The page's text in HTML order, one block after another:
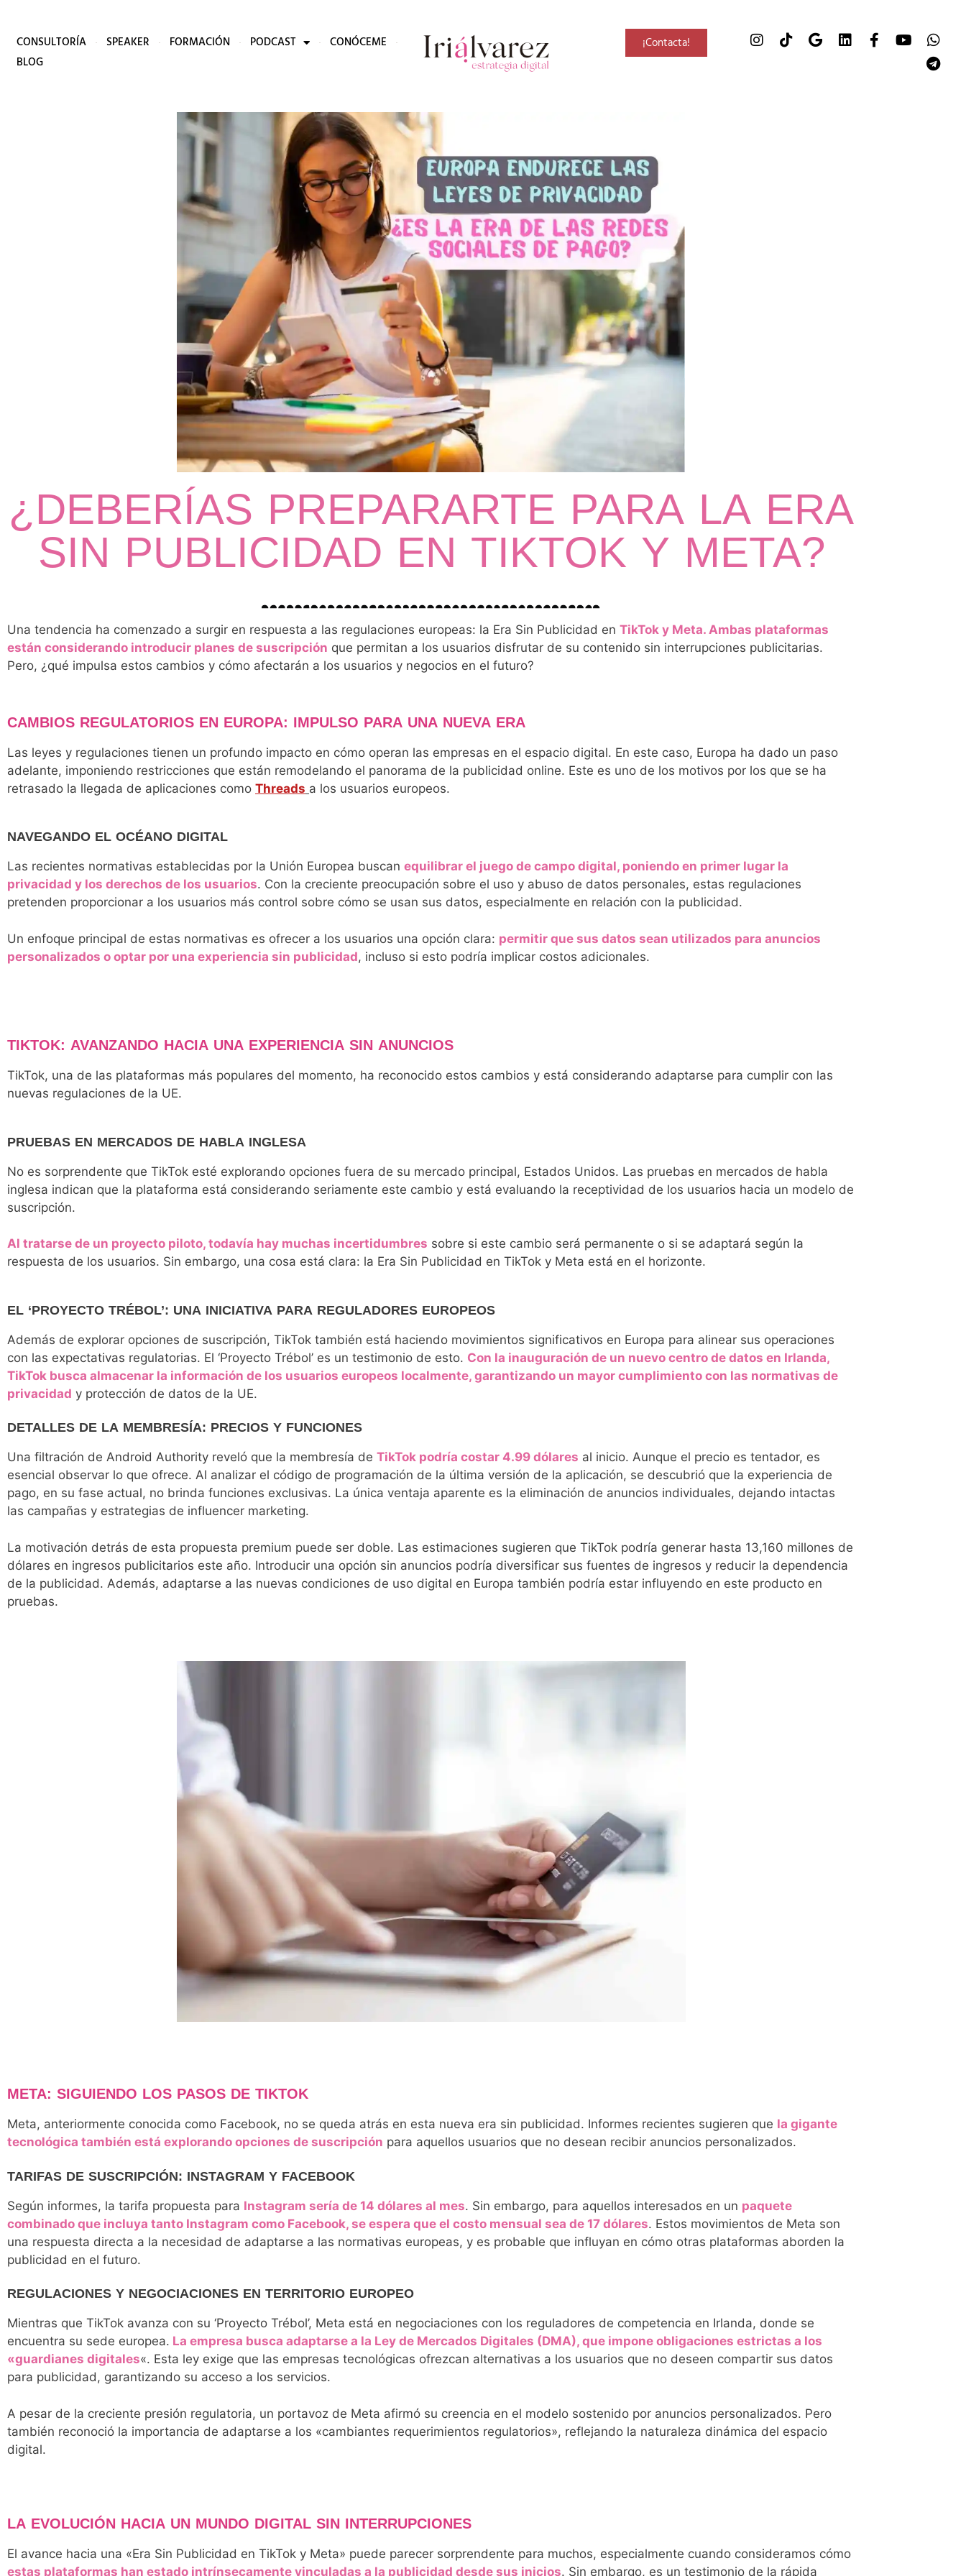
CONSULTORÍA SPEAKER FORMACIÓN PODCAST
CONÓCEME
BLOG
¡Contacta!
¿DEBERÍAS PREPARARTE PARA LA ERA
SIN PUBLICIDAD EN TIKTOK Y META?
Una tendencia ha comenzado a surgir en respuesta a las regulaciones europeas: la Era Sin Publicidad en TikTok y Meta. Ambas plataformas
están considerando introducir planes de suscripción que permitan a los usuarios disfrutar de su contenido sin interrupciones publicitarias.
Pero, ¿qué impulsa estos cambios y cómo afectarán a los usuarios y negocios en el futuro?
CAMBIOS REGULATORIOS EN EUROPA: IMPULSO PARA UNA NUEVA ERA
Las leyes y regulaciones tienen un profundo impacto en cómo operan las empresas en el espacio digital. En este caso, Europa ha dado un paso
adelante, imponiendo restricciones que están remodelando el panorama de la publicidad online. Este es uno de los motivos por los que se ha
retrasado la llegada de aplicaciones como Threads a los usuarios europeos.
NAVEGANDO EL OCÉANO DIGITAL
Las recientes normativas establecidas por la Unión Europea buscan equilibrar el juego de campo digital, poniendo en primer lugar la
privacidad y los derechos de los usuarios. Con la creciente preocupación sobre el uso y abuso de datos personales, estas regulaciones
pretenden proporcionar a los usuarios más control sobre cómo se usan sus datos, especialmente en relación con la publicidad.
Un enfoque principal de estas normativas es ofrecer a los usuarios una opción clara: permitir que sus datos sean utilizados para anuncios
personalizados o optar por una experiencia sin publicidad, incluso si esto podría implicar costos adicionales.
TIKTOK: AVANZANDO HACIA UNA EXPERIENCIA SIN ANUNCIOS
TikTok, una de las plataformas más populares del momento, ha reconocido estos cambios y está considerando adaptarse para cumplir con las
nuevas regulaciones de la UE.
PRUEBAS EN MERCADOS DE HABLA INGLESA
No es sorprendente que TikTok esté explorando opciones fuera de su mercado principal, Estados Unidos. Las pruebas en mercados de habla
inglesa indican que la plataforma está considerando seriamente este cambio y está evaluando la receptividad de los usuarios hacia un modelo de
suscripción.
Al tratarse de un proyecto piloto, todavía hay muchas incertidumbres sobre si este cambio será permanente o si se adaptará según la
respuesta de los usuarios. Sin embargo, una cosa está clara: la Era Sin Publicidad en TikTok y Meta está en el horizonte.
EL ‘PROYECTO TRÉBOL’: UNA INICIATIVA PARA REGULADORES EUROPEOS
Además de explorar opciones de suscripción, TikTok también está haciendo movimientos significativos en Europa para alinear sus operaciones
con las expectativas regulatorias. El ‘Proyecto Trébol’ es un testimonio de esto. Con la inauguración de un nuevo centro de datos en Irlanda,
TikTok busca almacenar la información de los usuarios europeos localmente, garantizando un mayor cumplimiento con las normativas de
privacidad y protección de datos de la UE.
DETALLES DE LA MEMBRESÍA: PRECIOS Y FUNCIONES
Una filtración de Android Authority reveló que la membresía de TikTok podría costar 4.99 dólares al inicio. Aunque el precio es tentador, es
esencial observar lo que ofrece. Al analizar el código de programación de la última versión de la aplicación, se descubrió que la experiencia de
pago, en su fase actual, no brinda funciones exclusivas. La única ventaja aparente es la eliminación de anuncios individuales, dejando intactas
las campañas y estrategias de influencer marketing.
La motivación detrás de esta propuesta premium puede ser doble. Las estimaciones sugieren que TikTok podría generar hasta 13,160 millones de
dólares en ingresos publicitarios este año. Introducir una opción sin anuncios podría diversificar sus fuentes de ingresos y reducir la dependencia
de la publicidad. Además, adaptarse a las nuevas condiciones de uso digital en Europa también podría estar influyendo en este producto en
pruebas.
META: SIGUIENDO LOS PASOS DE TIKTOK
Meta, anteriormente conocida como Facebook, no se queda atrás en esta nueva era sin publicidad. Informes recientes sugieren que la gigante
tecnológica también está explorando opciones de suscripción para aquellos usuarios que no desean recibir anuncios personalizados.
TARIFAS DE SUSCRIPCIÓN: INSTAGRAM Y FACEBOOK
Según informes, la tarifa propuesta para Instagram sería de 14 dólares al mes. Sin embargo, para aquellos interesados en un paquete
combinado que incluya tanto Instagram como Facebook, se espera que el costo mensual sea de 17 dólares. Estos movimientos de Meta son
una respuesta directa a la necesidad de adaptarse a las normativas europeas, y es probable que influyan en cómo otras plataformas aborden la
publicidad en el futuro.
REGULACIONES Y NEGOCIACIONES EN TERRITORIO EUROPEO
Mientras que TikTok avanza con su ‘Proyecto Trébol’, Meta está en negociaciones con los reguladores de competencia en Irlanda, donde se
encuentra su sede europea. La empresa busca adaptarse a la Ley de Mercados Digitales (DMA), que impone obligaciones estrictas a los
«guardianes digitales«. Esta ley exige que las empresas tecnológicas ofrezcan alternativas a los usuarios que no deseen compartir sus datos
para publicidad, garantizando su acceso a los servicios.
A pesar de la creciente presión regulatoria, un portavoz de Meta afirmó su creencia en el modelo sostenido por anuncios personalizados. Pero
también reconoció la importancia de adaptarse a los «cambiantes requerimientos regulatorios», reflejando la naturaleza dinámica del espacio
digital.
LA EVOLUCIÓN HACIA UN MUNDO DIGITAL SIN INTERRUPCIONES
El avance hacia una «Era Sin Publicidad en TikTok y Meta» puede parecer sorprendente para muchos, especialmente cuando consideramos cómo
estas plataformas han estado intrínsecamente vinculadas a la publicidad desde sus inicios. Sin embargo, es un testimonio de la rápida